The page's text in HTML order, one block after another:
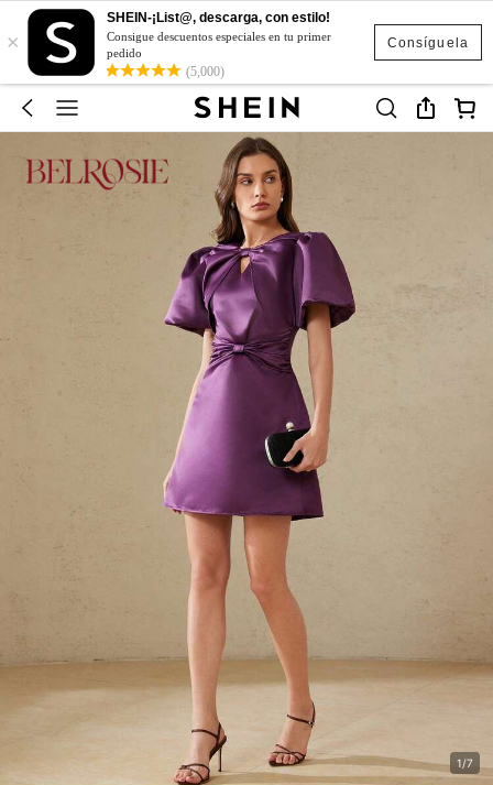
Consíguela
×
SHEIN-¡List@, descarga, con estilo!
Consigue descuentos especiales en tu primer
pedido
(5,000)
1/7